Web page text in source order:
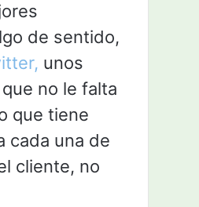
de sentido,
unos
no le falta
que tiene
cada una de
cliente, no